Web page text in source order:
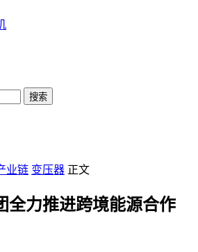
搜索
业链 变压器 正文
全力推进跨境能源合作